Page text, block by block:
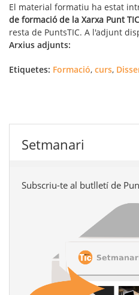
El material formatiu ha estat
de formacióde la Xarxa Punt TIC
resta de PuntsTIC. A l'adjunt
Arxius adjunts:
Etiquetes: Formació, curs,
Setmanari
Subscriu-te al butlletí de